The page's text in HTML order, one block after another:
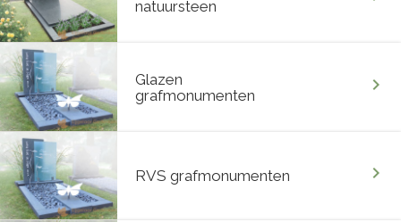
natuursteen
Glazen
grafmonumenten
chevron_right
RVS grafmonumenten chevron_right